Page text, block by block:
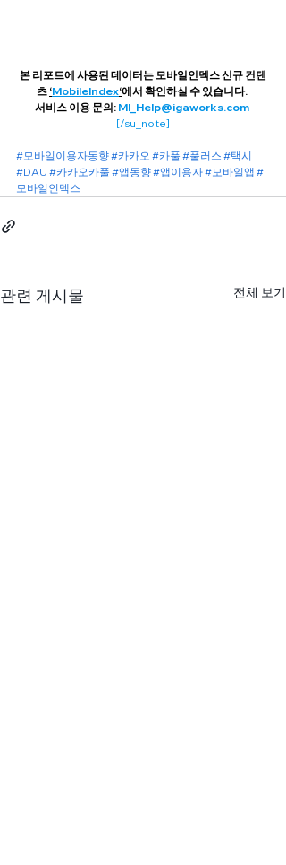
본 리포트에 사용된 데이터는 모바일인덱스 신규 컨텐
츠 ‘MobileIndex‘에서 확인하실 수 있습니다.
서비스 이용 문의: MI_Help@igaworks.com
[/su_note]
#모바일이용자동향#카카오 #카풀 #풀러스 #택시
#DAU #카카오카풀 #앱동향#앱이용자#모바일앱 #
모바일인덱스
관련 게시물 전체 보기